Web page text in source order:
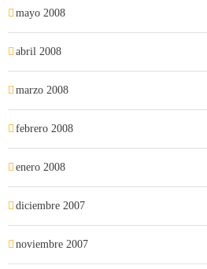
mayo 2008
abril 2008
marzo 2008
febrero 2008
enero 2008
diciembre 2007
noviembre 2007